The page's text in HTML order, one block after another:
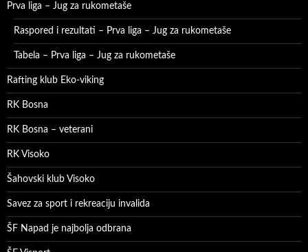
Prva liga – Jug za rukometaše
Raspored i rezultati – Prva liga – Jug za rukometaše
Tabela – Prva liga – Jug za rukometaše
Rafting klub Eko-viking
RK Bosna
RK Bosna – veterani
RK Visoko
Šahovski klub Visoko
Savez za sport i rekreaciju invalida
ŠF Napad je najbolja odbrana